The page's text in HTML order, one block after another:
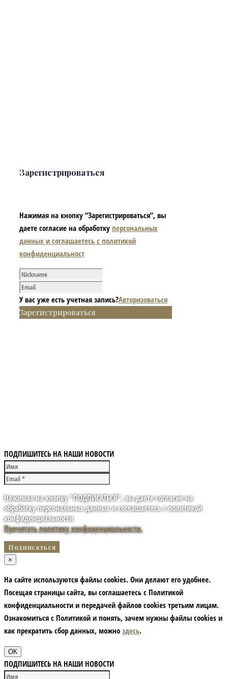
Зарегистрироваться
Нажимая на кнопку “Зарегистрироваться”, вы
даете согласие на обработку персональных
данных и соглашаетесь с политикой
конфиденциальност
У вас уже есть учетная запись?Авторизоваться
Зарегистрироваться
ПОДПИШИТЕСЬ НА НАШИ НОВОСТИ
Нажимая на кнопку "ПОДПИСАТЬСЯ", вы даете согласие на
обработку персональных данных и соглашаетесь с политикой
конфиденциальности
Прочитать политику конфиденциальности.
×
На сайте используются файлы cookies. Они делают его удобнее.
Посещая страницы сайта, вы соглашаетесь с Политикой
конфиденциальности и передачей файлов cookies третьим лицам.
Ознакомиться с Политикой и понять, зачем нужны файлы сookies и
как прекратить сбор данных, можно здесь.
ОК
ПОДПИШИТЕСЬ НА НАШИ НОВОСТИ